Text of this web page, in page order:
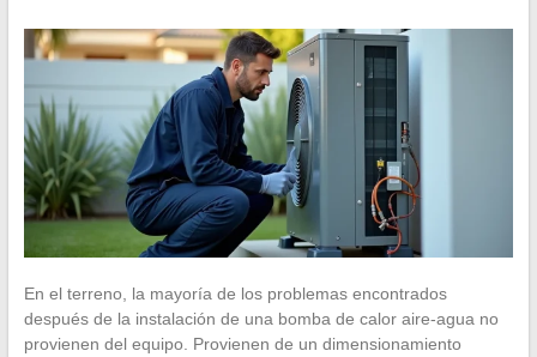
En el terreno, la mayoría de los problemas encontrados
después de la instalación de una bomba de calor aire-agua no
provienen del equipo. Provienen de un dimensionamiento